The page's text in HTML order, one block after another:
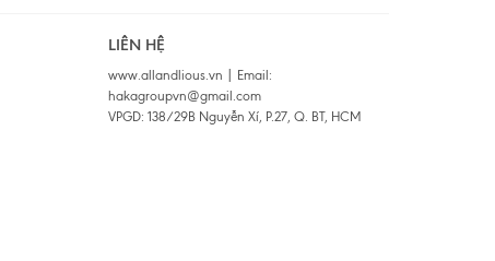
LIÊN HỆ
www.allandlious.vn | Email:
hakagroupvn@gmail.com
VPGD: 138/29B Nguyễn Xí, P.27, Q. BT, HCM